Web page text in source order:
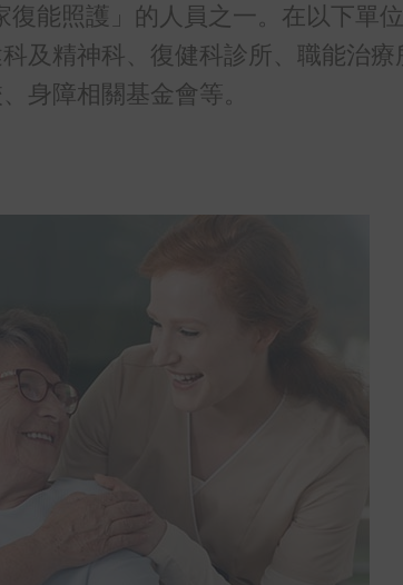
復能照護」的人員之一。在以下單
及精神科、復健科診所、職能治療
身障相關基金會等。